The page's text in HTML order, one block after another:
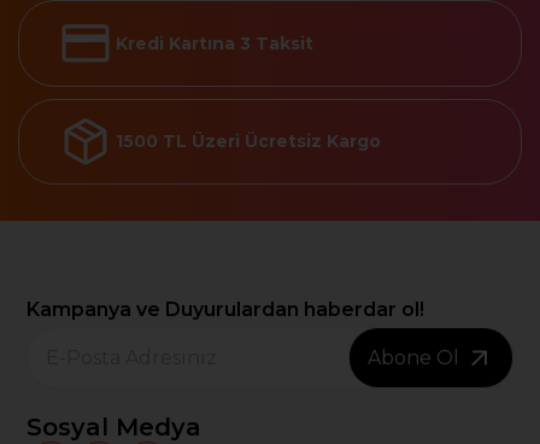
Kredi Kartına 3 Taksit
1500 TL Üzeri Ücretsiz Kargo
Kampanya ve Duyurulardan haberdar ol!
Abone Ol
Sosyal Medya